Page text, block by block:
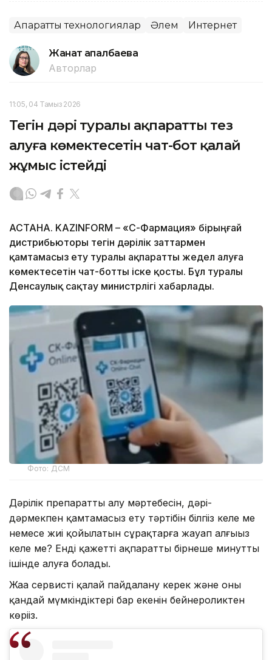
Ақпараттық технологиялар Әлем Интернет
Жанат Қапалбаева
Авторлар
11:05, 04 Тамыз 2026
Тегін дәрі туралы ақпаратты тез
алуға көмектесетін чат-бот қалай
жұмыс істейді
АСТАНА. KAZINFORM – «СҚ-Фармация» бірыңғай
дистрибьюторы тегін дәрілік заттармен
қамтамасыз ету туралы ақпаратты жедел алуға
көмектесетін чат-ботты іске қосты. Бұл туралы
Денсаулық сақтау министрлігі хабарлады.
Фото: ДСМ
Дәрілік препаратты алу мәртебесін, дәрі-
дәрмекпен қамтамасыз ету тәртібін білгіңіз келе ме
немесе жиі қойылатын сұрақтарға жауап алғыңыз
келе ме? Енді қажетті ақпаратты бірнеше минуттың
ішінде алуға болады.
Жаңа сервисті қалай пайдалану керек және оның
қандай мүмкіндіктері бар екенін бейнероликтен
көріңіз.